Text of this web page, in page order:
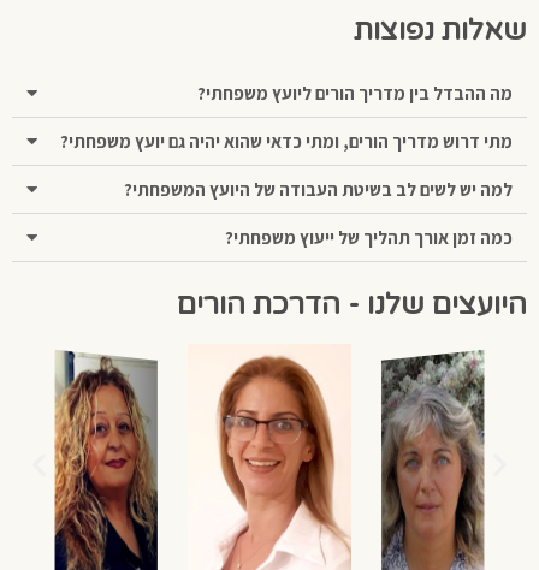
שאלות נפוצות
מה ההבדל בין מדריך הורים ליועץ משפחתי?
מתי דרוש מדריך הורים, ומתי כדאי שהוא יהיה גם יועץ משפחתי?
למה יש לשים לב בשיטת העבודה של היועץ המשפחתי?
כמה זמן אורך תהליך של ייעוץ משפחתי?
היועצים שלנו - הדרכת הורים